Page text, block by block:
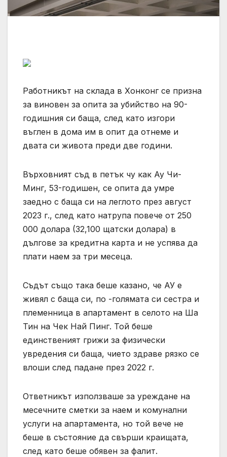
Работникът на склада в Хонконг се призна
за виновен за опита за убийство на 90-
годишния си баща, след като изгори
въглен в дома им в опит да отнеме и
двата си живота преди две години.
Върховният съд в петък чу как Ау Чи-
Минг, 53-годишен, се опита да умре
заедно с баща си на леглото през август
2023 г., след като натрупа повече от 250
000 долара (32,100 щатски долара) в
дългове за кредитна карта и не успява да
плати наем за три месеца.
Съдът също така беше казано, че АУ е
живял с баща си, по -голямата си сестра и
племенница в апартамент в селото на Ша
Тин на Чек Най Пинг. Той беше
единственият грижи за физически
увредения си баща, чието здраве рязко се
влоши след падане през 2022 г.
Ответникът използваше за уреждане на
месечните сметки за наем и комунални
услуги на апартамента, но той вече не
беше в състояние да свърши краищата,
след като беше обявен за фалит.